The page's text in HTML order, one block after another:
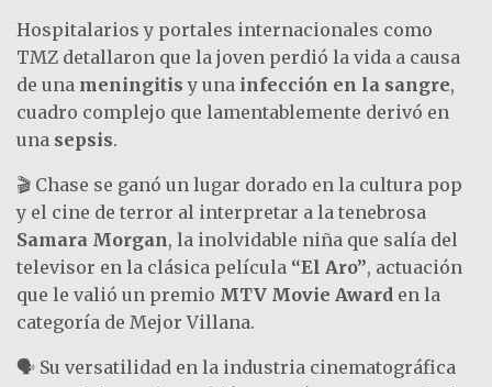
Hospitalarios y portales internacionales como
TMZ detallaron que la joven perdió la vida a causa
de una meningitis y una infección en la sangre,
cuadro complejo que lamentablemente derivó en
una sepsis.
🎬 Chase se ganó un lugar dorado en la cultura pop
y el cine de terror al interpretar a la tenebrosa
Samara Morgan, la inolvidable niña que salía del
televisor en la clásica película “El Aro”, actuación
que le valió un premio MTV Movie Award en la
categoría de Mejor Villana.
🗣️ Su versatilidad en la industria cinematográfica